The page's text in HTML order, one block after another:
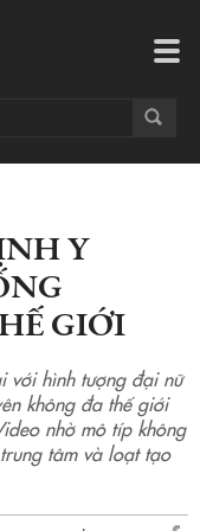
Y
GIỚI
với hình tượng đại nữ
không đa thế giới
nhờ mô típ không
tâm và loạt tạo